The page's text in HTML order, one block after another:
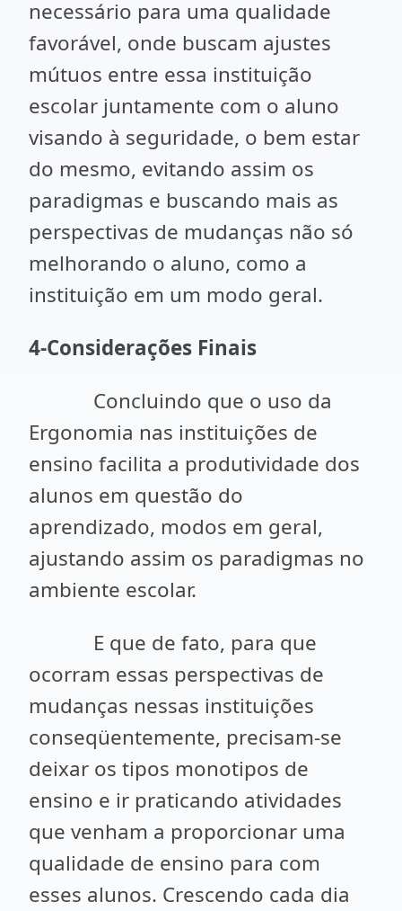
necessário para uma qualidade
favorável, onde buscam ajustes
mútuos entre essa instituição
escolar juntamente com o aluno
visando à seguridade, o bem estar
do mesmo, evitando assim os
paradigmas e buscando mais as
perspectivas de mudanças não só
melhorando o aluno, como a
instituição em um modo geral.
4-Considerações Finais
Concluindo que o uso da
Ergonomia nas instituições de
ensino facilita a produtividade dos
alunos em questão do
aprendizado, modos em geral,
ajustando assim os paradigmas no
ambiente escolar.
E que de fato, para que
ocorram essas perspectivas de
mudanças nessas instituições
conseqüentemente, precisam-se
deixar os tipos monotipos de
ensino e ir praticando atividades
que venham a proporcionar uma
qualidade de ensino para com
esses alunos. Crescendo cada dia